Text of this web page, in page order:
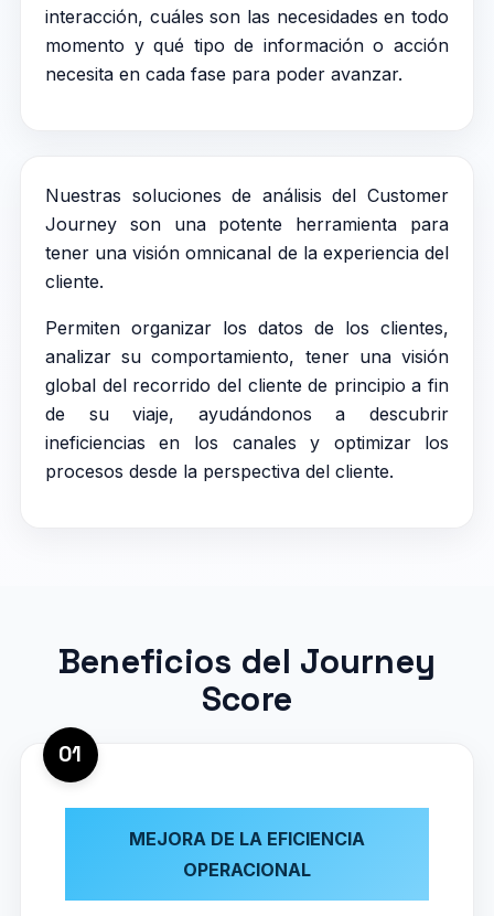
interacción, cuáles son las necesidades en todo
momento y qué tipo de información o acción
necesita en cada fase para poder avanzar.
Nuestras soluciones de análisis del Customer
Journey son una potente herramienta para
tener una visión omnicanal de la experiencia del
cliente.
Permiten organizar los datos de los clientes,
analizar su comportamiento, tener una visión
global del recorrido del cliente de principio a fin
de su viaje, ayudándonos a descubrir
ineficiencias en los canales y optimizar los
procesos desde la perspectiva del cliente.
Beneficios del Journey
Score
01
MEJORA DE LA EFICIENCIA
OPERACIONAL